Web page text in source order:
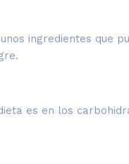
ingredientes que
es en los